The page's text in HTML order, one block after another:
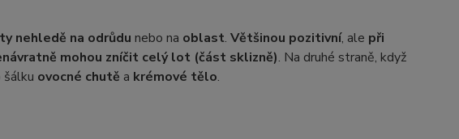
nehledě na odrůdu nebo na oblast. Většinou pozitivní, ale při
mohou zníčit celý lot (část sklizně). Na druhé straně, když
šálku ovocné chutě a krémové tělo.